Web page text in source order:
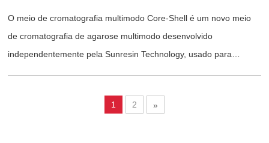
O meio de cromatografia multimodo Core-Shell é um novo meio
de cromatografia de agarose multimodo desenvolvido
independentemente pela Sunresin Technology, usado para
1
2 »